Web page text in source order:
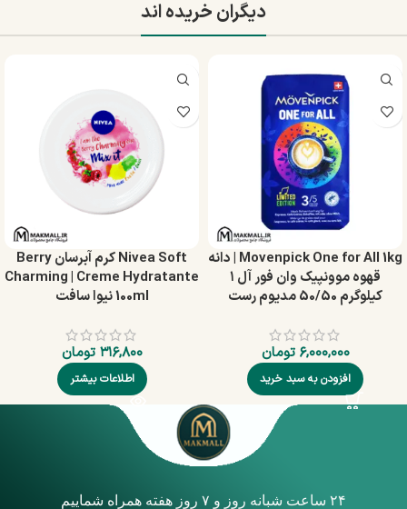
دیگران خریده اند
Movenpick One for All 1kg | دانه
قهوه موونپیک وان فور آل ۱
کیلوگرم 50/50 مدیوم رست
۶,۰۰۰,۰۰۰ تومان
افزودن به سبد خرید
Nivea Soft کرم آبرسان Berry
Charming | Creme Hydratante
100ml نیوا سافت
۳۱۶,۸۰۰ تومان
اطلاعات بیشتر
۲۴ ساعت شبانه روز و ۷ روز هفته همراه شماییم